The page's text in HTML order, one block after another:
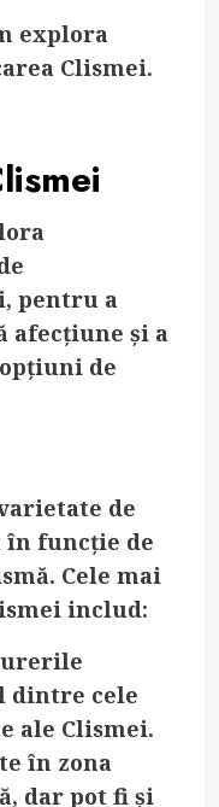
explora
Clismei.
pentru a
afecțiune și a
de
de
în funcție de
Cele mai
includ:
dintre cele
ale Clismei.
în zona
dar pot fi și